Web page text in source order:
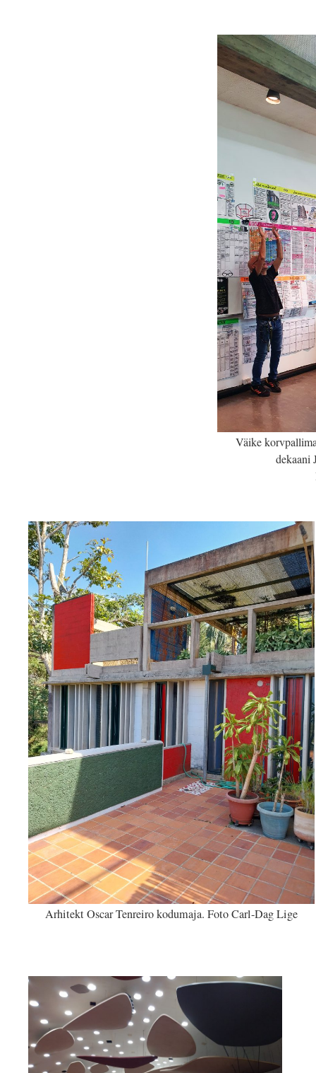
Väike
dekaani
Arhitekt Oscar Tenreiro kodumaja. Foto Carl-Dag Lige